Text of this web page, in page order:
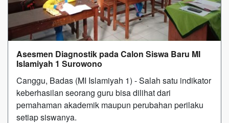
Asesmen Diagnostik pada Calon Siswa Baru MI
Islamiyah 1 Surowono
Canggu, Badas (MI Islamiyah 1) - Salah satu indikator
keberhasilan seorang guru bisa dilihat dari
pemahaman akademik maupun perubahan perilaku
setiap siswanya.